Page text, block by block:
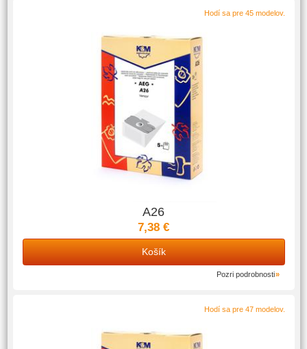
Hodí sa pre 45 modelov.
A26
7,38 €
Košík
Pozri podrobnosti
Hodí sa pre 47 modelov.